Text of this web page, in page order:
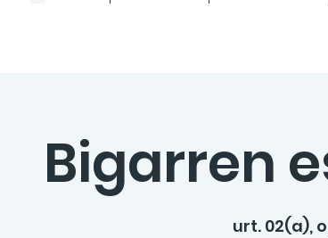
Bigarren
urt. 02(a),